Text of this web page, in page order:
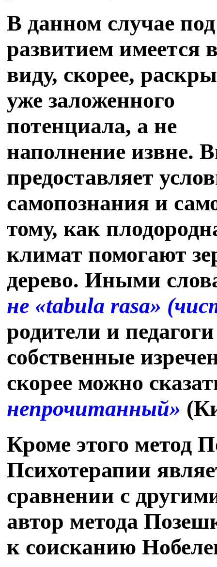
В данном случае под
развитием имеется
виду, скорее,
уже заложенного
потенциала, а не
наполнение извне.
предоставляет
самопознания и
тому, как
климат помогают
дерево. Иными
не «tabula rasa»
родители и
собственные
скорее можно
непрочитанный»
Кроме этого метод
Психотерапии
сравнении с
автор метода
к соисканию